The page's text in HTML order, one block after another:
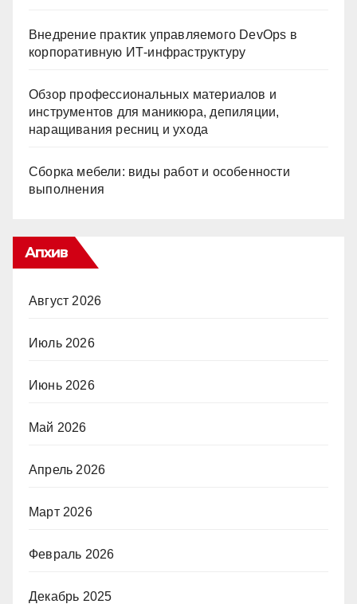
Внедрение практик управляемого DevOps в
корпоративную ИТ-инфраструктуру
Обзор профессиональных материалов и
инструментов для маникюра, депиляции,
наращивания ресниц и ухода
Сборка мебели: виды работ и особенности
выполнения
Апхив
Август 2026
Июль 2026
Июнь 2026
Май 2026
Апрель 2026
Март 2026
Февраль 2026
Декабрь 2025